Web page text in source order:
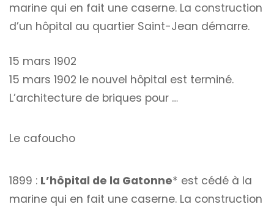
marine qui en fait une caserne. La construction
d’un hôpital au quartier Saint-Jean démarre.
15 mars 1902
15 mars 1902 le nouvel hôpital est terminé.
L’architecture de briques pour …
Le cafoucho
1899 : L’hôpital de la Gatonne* est cédé à la
marine qui en fait une caserne. La construction